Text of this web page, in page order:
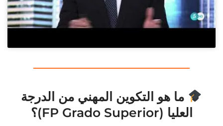
ما هو التكوين المهني من الدرجة
العليا (FP Grado Superior)؟